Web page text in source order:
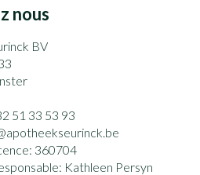
nous
BV
51 33 53 93
apotheekseurinck.be
360704
Kathleen Persyn